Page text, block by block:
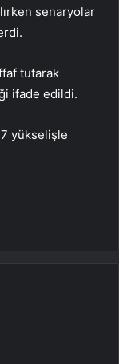
senaryolar
tutarak
ifade edildi.
yükselişle